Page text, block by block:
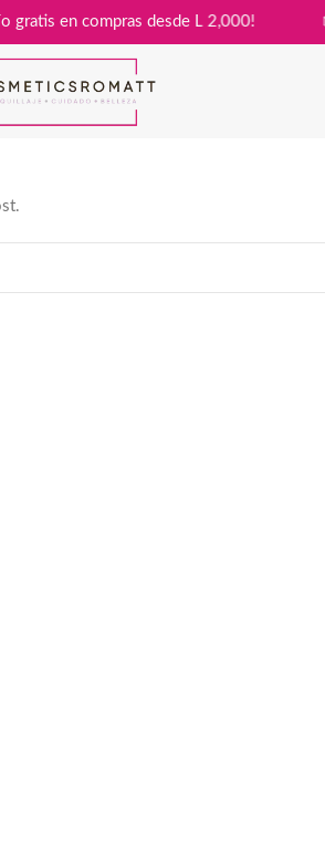
gratis en compras desde L 2,000!